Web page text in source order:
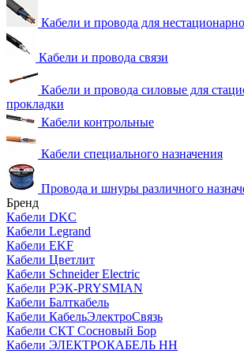
Кабели и провода для
Кабели и провода связи
Кабели и провода силовые для
прокладки
Кабели контрольные
Кабели специального назначения
Провода и шнуры различного
Бренд
Кабели DKC
Кабели Legrand
Кабели EKF
Кабели Цветлит
Кабели Schneider Electric
Кабели РЭК-PRYSMIAN
Кабели Балткабель
Кабели КабельЭлектроСвязь
Кабели СКТ Сосновый Бор
Кабели ЭЛЕКТРОКАБЕЛЬ НН